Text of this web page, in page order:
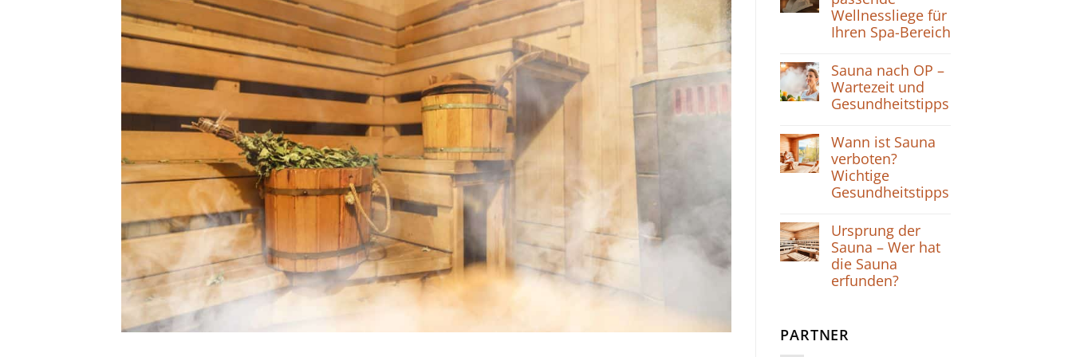
Wellnessliege für
Ihren Spa-Bereich
Sauna nach OP –
Wartezeit und
Gesundheitstipps
Wann ist Sauna
verboten?
Wichtige
Gesundheitstipps
Ursprung der
Sauna – Wer hat
die Sauna
erfunden?
PARTNER